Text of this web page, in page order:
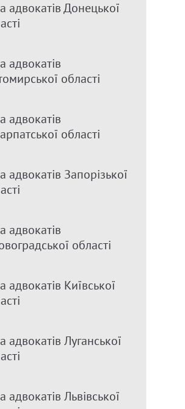
адвокатів Донецької
адвокатів
області
адвокатів
області
адвокатів Запорізької
адвокатів
області
адвокатів Київської
адвокатів Луганської
адвокатів Львівської